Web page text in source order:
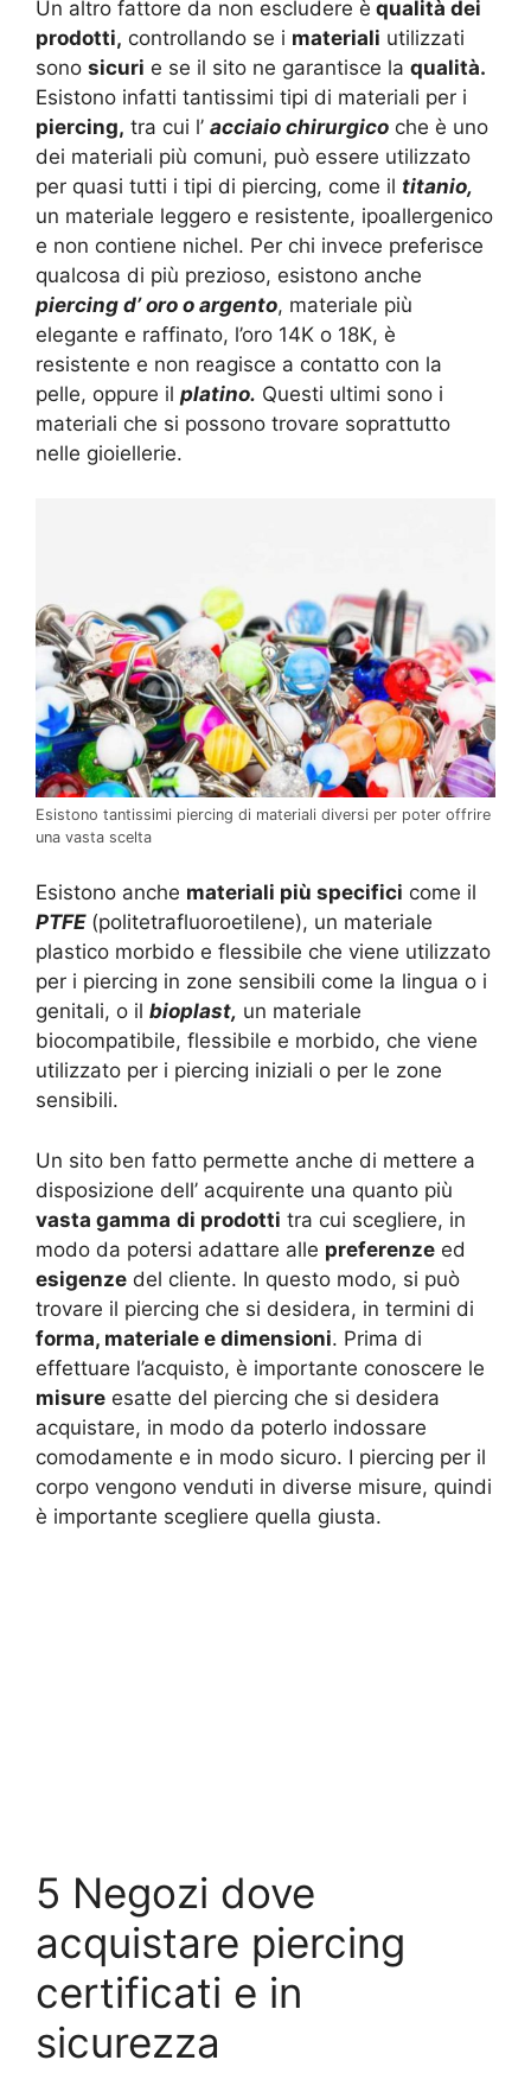
Un altro fattore da non escludere è qualità dei
prodotti, controllando se i materiali utilizzati
sono sicuri e se il sito ne garantisce la qualità.
Esistono infatti tantissimi tipi di materiali per i
piercing, tra cui l’ acciaio chirurgico che è uno
dei materiali più comuni, può essere utilizzato
per quasi tutti i tipi di piercing, come il titanio,
un materiale leggero e resistente, ipoallergenico
e non contiene nichel. Per chi invece preferisce
qualcosa di più prezioso, esistono anche
piercing d’ oro o argento, materiale più
elegante e raffinato, l’oro 14K o 18K, è
resistente e non reagisce a contatto con la
pelle, oppure il platino. Questi ultimi sono i
materiali che si possono trovare soprattutto
nelle gioiellerie.
Esistono tantissimi piercing di materiali diversi per poter offrire
una vasta scelta
Esistono anche materiali più specifici come il
PTFE(politetrafluoroetilene), un materiale
plastico morbido e flessibile che viene utilizzato
per i piercing in zone sensibili come la lingua o i
genitali, o il bioplast, un materiale
biocompatibile, flessibile e morbido, che viene
utilizzato per i piercing iniziali o per le zone
sensibili.
Un sito ben fatto permette anche di mettere a
disposizione dell’ acquirente una quanto più
vasta gamma di prodotti tra cui scegliere, in
modo da potersi adattare alle preferenze ed
esigenze del cliente. In questo modo, si può
trovare il piercing che si desidera, in termini di
forma, materiale e dimensioni. Prima di
effettuare l’acquisto, è importante conoscere le
misure esatte del piercing che si desidera
acquistare, in modo da poterlo indossare
comodamente e in modo sicuro. I piercing per il
corpo vengono venduti in diverse misure, quindi
è importante scegliere quella giusta.
5 Negozi dove
acquistare piercing
certificati e in
sicurezza